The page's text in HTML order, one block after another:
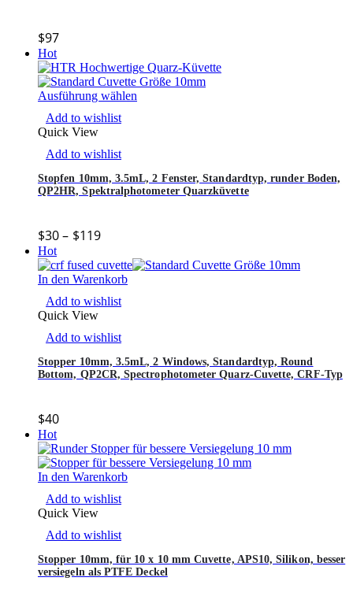
$97
Hot
Ausführung wählen
Add to wishlist
Quick View
Add to wishlist
Stopfen 10mm, 3.5mL, 2 Fenster, Standardtyp, runder Boden,
QP2HR, Spektralphotometer Quarzküvette
$30– $119
Hot
In den Warenkorb
Add to wishlist
Quick View
Add to wishlist
Stopper 10mm, 3.5mL, 2 Windows, Standardtyp, Round
Bottom, QP2CR, Spectrophotometer Quarz-Cuvette, CRF-Typ
$40
Hot
In den Warenkorb
Add to wishlist
Quick View
Add to wishlist
Stopper 10mm, für 10 x 10 mm Cuvette, APS10, Silikon, besser
versiegeln als PTFE Deckel